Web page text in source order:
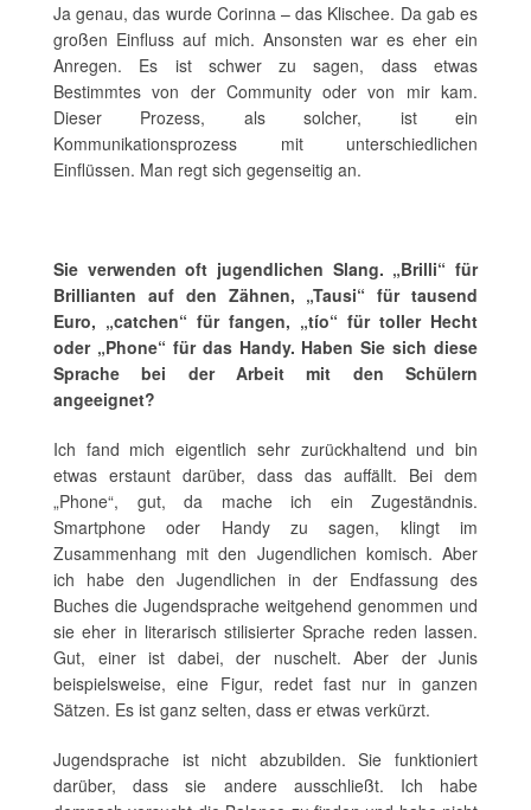
Ja genau, das wurde Corinna – das Klischee. Da gab es
großen Einfluss auf mich. Ansonsten war es eher ein
Anregen. Es ist schwer zu sagen, dass etwas
Bestimmtes von der Community oder von mir kam.
Dieser Prozess, als solcher, ist ein
Kommunikationsprozess mit unterschiedlichen
Einflüssen. Man regt sich gegenseitig an.
Sie verwenden oft jugendlichen Slang. „Brilli“ für
Brillianten auf den Zähnen, „Tausi“ für tausend
Euro, „catchen“ für fangen, „tío“ für toller Hecht
oder „Phone“ für das Handy. Haben Sie sich diese
Sprache bei der Arbeit mit den Schülern
angeeignet?
Ich fand mich eigentlich sehr zurückhaltend und bin
etwas erstaunt darüber, dass das auffällt. Bei dem
„Phone“, gut, da mache ich ein Zugeständnis.
Smartphone oder Handy zu sagen, klingt im
Zusammenhang mit den Jugendlichen komisch. Aber
ich habe den Jugendlichen in der Endfassung des
Buches die Jugendsprache weitgehend genommen und
sie eher in literarisch stilisierter Sprache reden lassen.
Gut, einer ist dabei, der nuschelt. Aber der Junis
beispielsweise, eine Figur, redet fast nur in ganzen
Sätzen. Es ist ganz selten, dass er etwas verkürzt.
Jugendsprache ist nicht abzubilden. Sie funktioniert
darüber, dass sie andere ausschließt. Ich habe